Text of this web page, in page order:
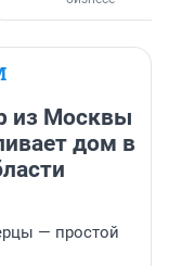
из Москвы
дом в
— простой